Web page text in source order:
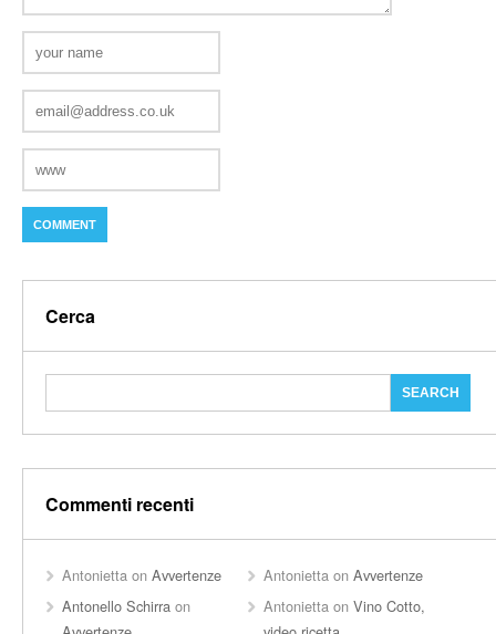
Cerca
Commenti recenti
Antonietta on Avvertenze Antonietta onAvvertenze
Antonello Schirra on
Antonietta onVino Cotto,